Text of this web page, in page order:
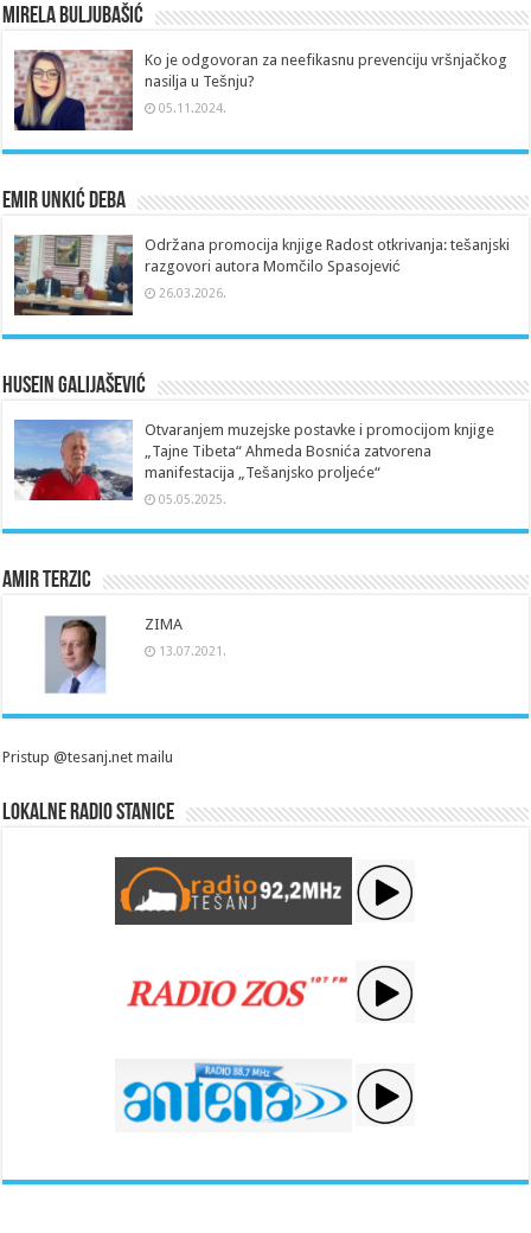
Mirela Buljubašić
Ko je odgovoran za neefikasnu prevenciju vršnjačkog
nasilja u Tešnju?
05.11.2024.
Emir Unkić Deba
Održana promocija knjige Radost otkrivanja: tešanjski
razgovori autora Momčilo Spasojević
26.03.2026.
Husein Galijašević
Otvaranjem muzejske postavke i promocijom knjige
„Tajne Tibeta“ Ahmeda Bosnića zatvorena
manifestacija „Tešanjsko proljeće“
05.05.2025.
Amir Terzic
ZIMA
13.07.2021.
Pristup @tesanj.net mailu
Lokalne radio stanice